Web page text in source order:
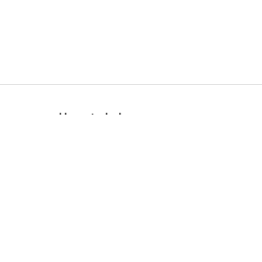
Herunterladen